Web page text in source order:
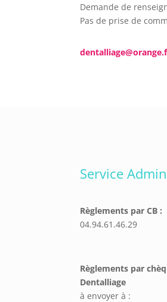
Demande de
Pas de prise de
Service
Règlements par CB :
04.94.61.46.29
Règlements par
Dentalliage
à envoyer à :